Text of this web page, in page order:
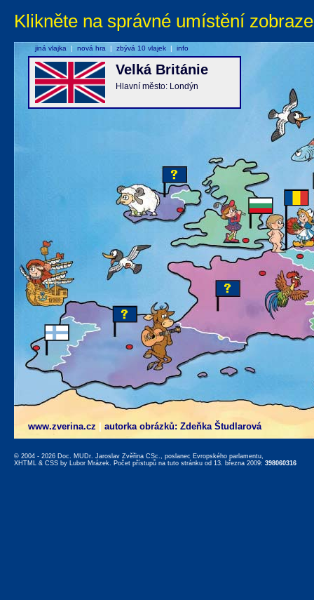
Klikněte na správné umístění
www.zverina.cz autorka obrázků: Zdeňka Študlarová
Velká Británie
Hlavní město: Londýn
jiná vlajka | nová hra | zbývá 10 vlajek | info
© 2004 - 2026 Doc. MUDr. Jaroslav Zvěřina CSc., poslanec Evropského parlamentu,
XHTML & CSS by Lubor Mrázek. Počet přístupů na tuto stránku od 13. března 2009: 398060316